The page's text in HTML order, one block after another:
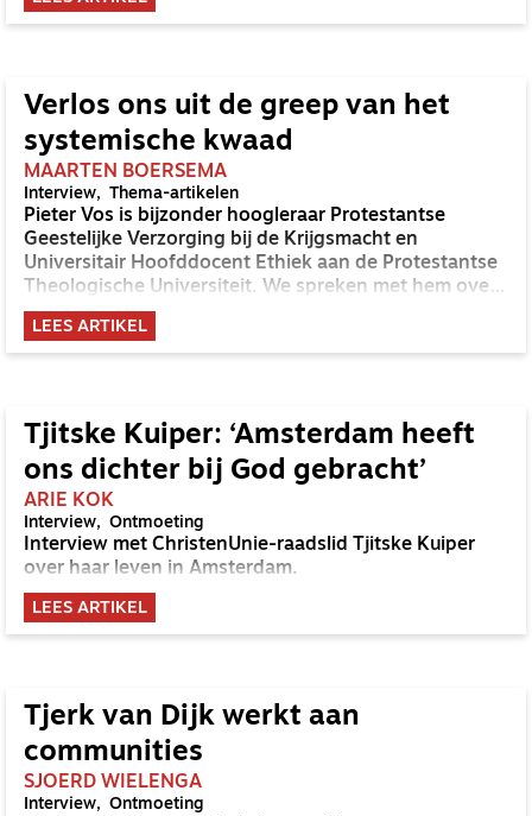
Verlos ons uit de greep van het
systemische kwaad
MAARTEN BOERSEMA
Interview Thema-artikelen
Pieter Vos is bijzonder hoogleraar Protestantse
Geestelijke Verzorging bij de Krijgsmacht en
Universitair Hoofddocent Ethiek aan de Protestantse
Theologische Universiteit. We spreken met hem over
de systemische kant van het kwaad. Hoe werkt het
kwaad als macht in de praktijk en wat betekent het
om je daartegen te verzetten?
LEES ARTIKEL
Tjitske Kuiper: ‘Amsterdam heeft
ons dichter bij God gebracht’
ARIE KOK
Interview Ontmoeting
Interview met ChristenUnie-raadslid Tjitske Kuiper
over haar leven in Amsterdam.
LEES ARTIKEL
Tjerk van Dijk werkt aan
communities
SJOERD WIELENGA
Interview Ontmoeting